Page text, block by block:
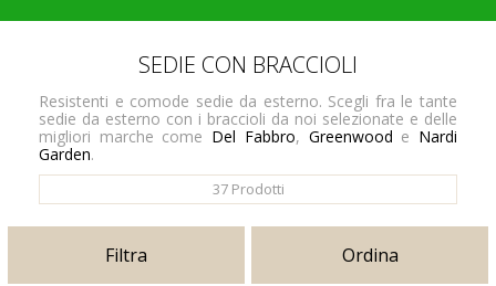
SEDIE CON BRACCIOLI
Resistenti e comode sedie da esterno. Scegli fra le tante
sedie da esterno con i braccioli da noi selezionate e delle
migliori marche come Del Fabbro, Greenwood e Nardi
Garden.
37 Prodotti
Filtra Ordina